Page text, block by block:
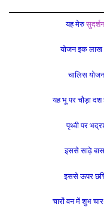
यह मेरुसुदर्शन
योजन इक लाख
चालिस
यह भू पर चौड़ा
पृथ्वी पर
इससे साढ़े
इससे ऊपर
चारों वन में शुभ